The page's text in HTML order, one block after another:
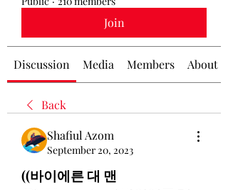
Join
Discussion Media Members About
Back
Shafiul Azom
September 20, 2023
((바이에른 대 맨